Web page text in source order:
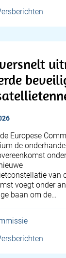
Europese
de
van
voegt onder
baan om de…